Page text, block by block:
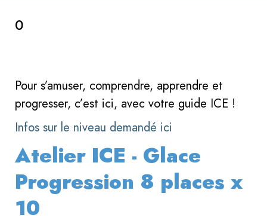
0
Pour s’amuser, comprendre, apprendre et
progresser, c’est ici, avec votre guide ICE !
Infos sur le niveau demandé ici
Atelier ICE - Glace
Progression 8 places x
10